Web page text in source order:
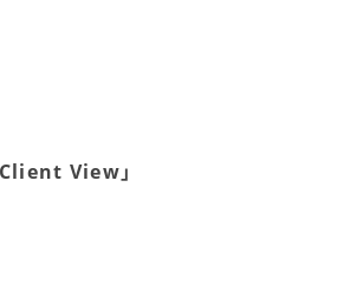
View」